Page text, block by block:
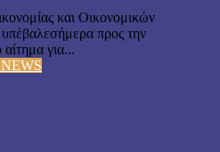
και Οικονομικών
προς την
για...